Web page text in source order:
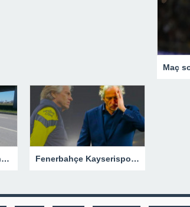
Otomobil sürücüsünün çarpıp kaçtığı motosiklet sürücüsü yaralandı Fenerbahçe Kayserispor maçının ardından Jorge Jesus’a eleştiri! “Karizması zayıfladı, Guardiola bile…”Fenerbahçe